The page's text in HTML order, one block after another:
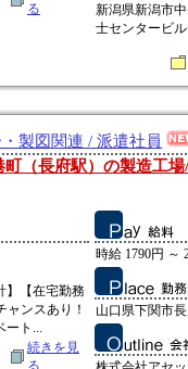
る
新潟県新潟市
士センタービ
製図関連 / 派遣社員
町（長府駅）の製造工
】【在宅勤務
ャンスあり！
ート...
続きを見
る
時給 1790円 ～
山口県下関市